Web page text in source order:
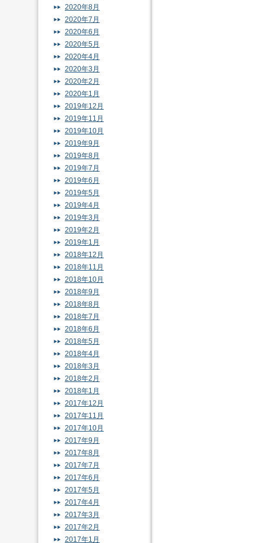
2020年8月
2020年7月
2020年6月
2020年5月
2020年4月
2020年3月
2020年2月
2020年1月
2019年12月
2019年11月
2019年10月
2019年9月
2019年8月
2019年7月
2019年6月
2019年5月
2019年4月
2019年3月
2019年2月
2019年1月
2018年12月
2018年11月
2018年10月
2018年9月
2018年8月
2018年7月
2018年6月
2018年5月
2018年4月
2018年3月
2018年2月
2018年1月
2017年12月
2017年11月
2017年10月
2017年9月
2017年8月
2017年7月
2017年6月
2017年5月
2017年4月
2017年3月
2017年2月
2017年1月